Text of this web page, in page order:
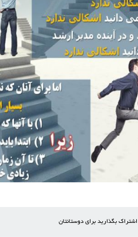
بگذارید برای دوستانتان